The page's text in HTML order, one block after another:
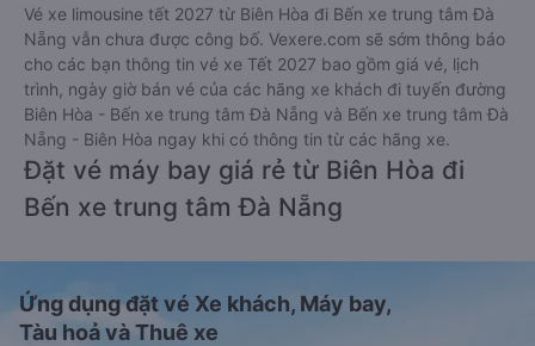
Vé xe limousine tết 2027 từ Biên Hòa đi Bến xe trung tâm Đà
Nẵng vẫn chưa được công bố. Vexere.com sẽ sớm thông báo
cho các bạn thông tin vé xe Tết 2027 bao gồm giá vé, lịch
trình, ngày giờ bán vé của các hãng xe khách đi tuyến đường
Biên Hòa - Bến xe trung tâm Đà Nẵng và Bến xe trung tâm Đà
Nẵng - Biên Hòa ngay khi có thông tin từ các hãng xe.
Đặt vé máy bay giá rẻ từ Biên Hòa đi
Bến xe trung tâm Đà Nẵng
Ứng dụng đặt vé Xe khách, Máy bay,
Tàu hoả và Thuê xe